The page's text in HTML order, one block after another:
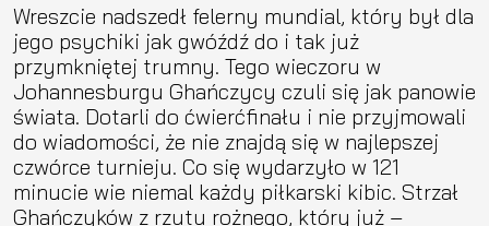
Wreszcie nadszedł felerny mundial, który był dla
jego psychiki jak gwóźdź do i tak już
przymkniętej trumny. Tego wieczoru w
Johannesburgu Ghańczycy czuli się jak panowie
świata. Dotarli do ćwierćfinału i nie przyjmowali
do wiadomości, że nie znajdą się w najlepszej
czwórce turnieju. Co się wydarzyło w 121
minucie wie niemal każdy piłkarski kibic. Strzał
Ghańczyków z rzutu rożnego, który już –